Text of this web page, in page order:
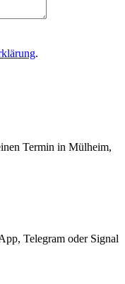
.
Termin in Mülheim,
Telegram oder Signal